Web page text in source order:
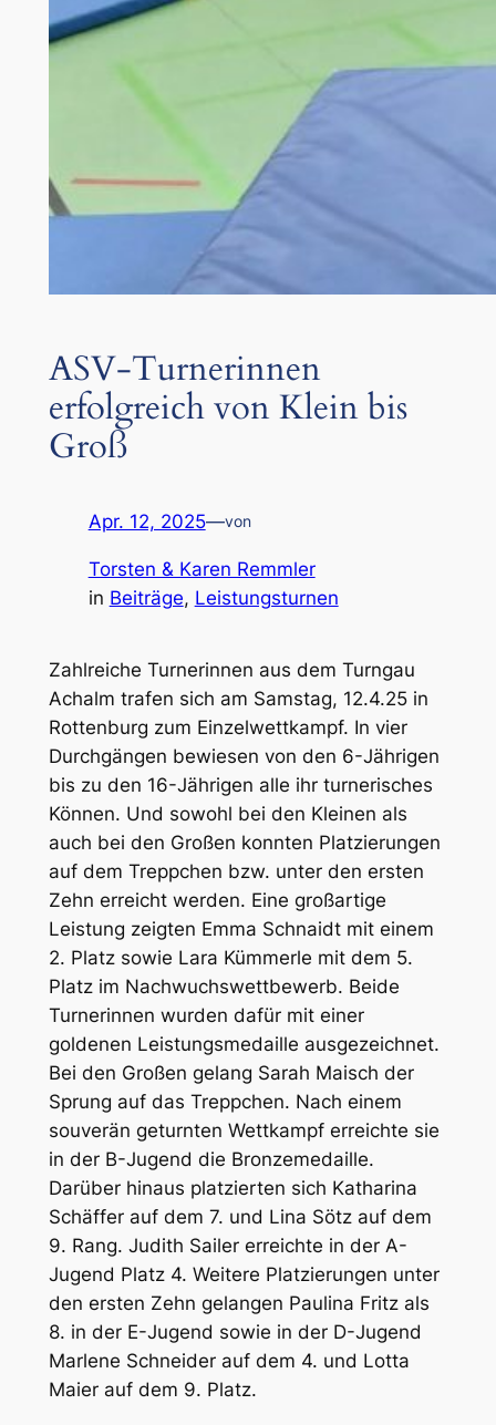
ASV-Turnerinnen
erfolgreich von Klein bis
Groß
Apr. 12, 2025—von
Torsten & Karen Remmler
in Beiträge, Leistungsturnen
Zahlreiche Turnerinnen aus dem Turngau
Achalm trafen sich am Samstag, 12.4.25 in
Rottenburg zum Einzelwettkampf. In vier
Durchgängen bewiesen von den 6-Jährigen
bis zu den 16-Jährigen alle ihr turnerisches
Können. Und sowohl bei den Kleinen als
auch bei den Großen konnten Platzierungen
auf dem Treppchen bzw. unter den ersten
Zehn erreicht werden. Eine großartige
Leistung zeigten Emma Schnaidt mit einem
2. Platz sowie Lara Kümmerle mit dem 5.
Platz im Nachwuchswettbewerb. Beide
Turnerinnen wurden dafür mit einer
goldenen Leistungsmedaille ausgezeichnet.
Bei den Großen gelang Sarah Maisch der
Sprung auf das Treppchen. Nach einem
souverän geturnten Wettkampf erreichte sie
in der B-Jugend die Bronzemedaille.
Darüber hinaus platzierten sich Katharina
Schäffer auf dem 7. und Lina Sötz auf dem
9. Rang. Judith Sailer erreichte in der A-
Jugend Platz 4. Weitere Platzierungen unter
den ersten Zehn gelangen Paulina Fritz als
8. in der E-Jugend sowie in der D-Jugend
Marlene Schneider auf dem 4. und Lotta
Maier auf dem 9. Platz.